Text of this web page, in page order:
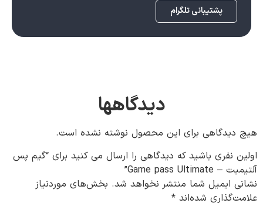
پشتیبانی تلگرام
دیدگاهها
هیچ دیدگاهی برای این محصول نوشته نشده است.
اولین نفری باشید که دیدگاهی را ارسال می کنید برای “گیم پس
آلتیمیت – Game pass Ultimate”
نشانی ایمیل شما منتشر نخواهد شد. بخش‌های موردنیاز
علامت‌گذاری شده‌اند *